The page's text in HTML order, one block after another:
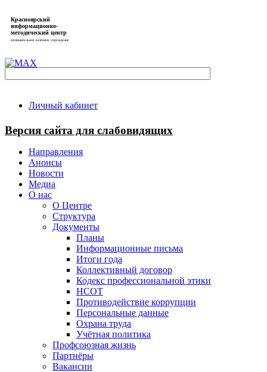
Красноярский
информационно-
методический центр
муниципальное казённое учреждение
Личный кабинет
Версия сайта для слабовидящих
Направления
Анонсы
Новости
Медиа
О нас
О Центре
Структура
Документы
Планы
Информационные письма
Итоги года
Коллективный договор
Кодекс профессиональной этики
НСОТ
Противодействие коррупции
Персональные данные
Охрана труда
Учётная политика
Профсоюзная жизнь
Партнёры
Вакансии